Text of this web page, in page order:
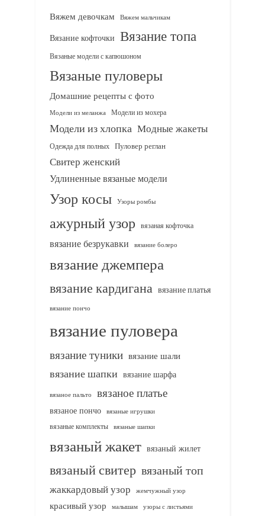
Вяжем девочкам Вяжем мальчикам
Вязание кофточки Вязание топа
Вязаные модели с капюшоном
Вязаные пуловеры
Домашние рецепты с фото
Модели из меланжа Модели из мохера
Модели из хлопка Модные жакеты
Одежда для полных Пуловер реглан
Свитер женский
Удлиненные вязаные модели
Узор косы Узоры ромбы
ажурный узор вязаная кофточка
вязание безрукавки вязание болеро
вязание джемпера
вязание кардигана вязание платья
вязание пончо
вязание пуловера
вязание туники вязание шали
вязание шапки вязание шарфа
вязаное пальто вязаное платье
вязаное пончо вязаные игрушки
вязаные комплекты
вязаные шапки
вязаный жакет вязаный жилет
вязаный свитер вязаный топ
жаккардовый узор жемчужный узор
красивый узор малышам узоры с листьями